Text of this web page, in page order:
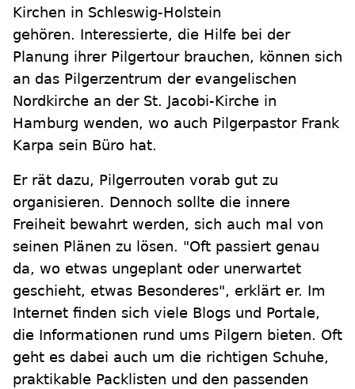
Kirchen in Schleswig-Holstein
gehören. Interessierte, die Hilfe bei der
Planung ihrer Pilgertour brauchen, können sich
an das Pilgerzentrum der evangelischen
Nordkirche an der St. Jacobi-Kirche in
Hamburg wenden, wo auch Pilgerpastor Frank
Karpa sein Büro hat.
Er rät dazu, Pilgerrouten vorab gut zu
organisieren. Dennoch sollte die innere
Freiheit bewahrt werden, sich auch mal von
seinen Plänen zu lösen. "Oft passiert genau
da, wo etwas ungeplant oder unerwartet
geschieht, etwas Besonderes", erklärt er. Im
Internet finden sich viele Blogs und Portale,
die Informationen rund ums Pilgern bieten. Oft
geht es dabei auch um die richtigen Schuhe,
praktikable Packlisten und den passenden